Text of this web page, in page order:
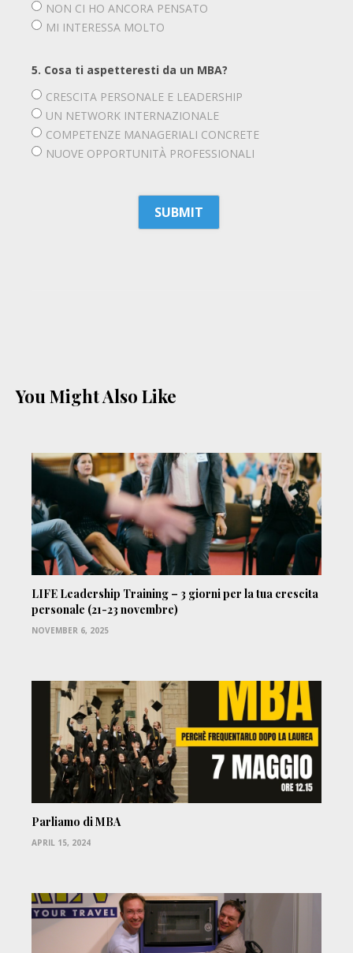
NON CI HO ANCORA PENSATO
MI INTERESSA MOLTO
5. Cosa ti aspetteresti da un MBA?
CRESCITA PERSONALE E LEADERSHIP
UN NETWORK INTERNAZIONALE
COMPETENZE MANAGERIALI CONCRETE
NUOVE OPPORTUNITÀ PROFESSIONALI
You Might Also Like
LIFE Leadership Training – 3 giorni per la tua crescita
personale (21-23 novembre)
NOVEMBER 6, 2025
Parliamo di MBA
APRIL 15, 2024